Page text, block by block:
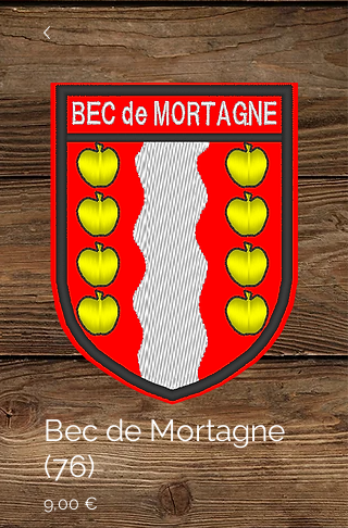
Bec de Mortagne
(76)
9,00 €Prix